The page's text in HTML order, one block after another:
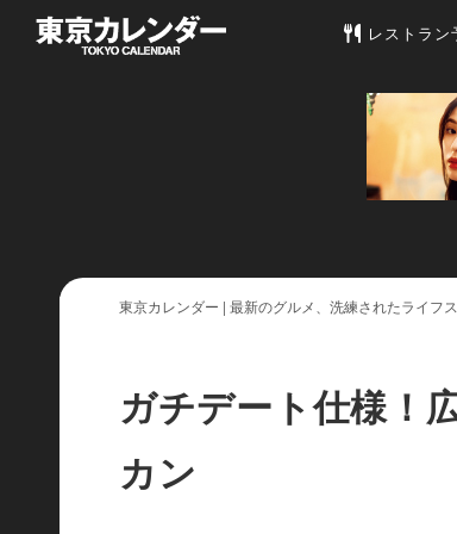
東京カレンダ
レストラン
東京カレンダー | 最新のグルメ、洗練されたライフ
ガチデート仕様！
カン